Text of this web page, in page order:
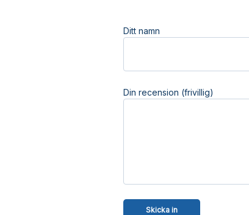
Ditt namn
Din recension (frivillig)